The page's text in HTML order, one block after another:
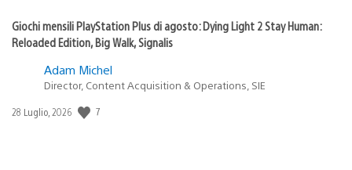
Giochi mensili PlayStation Plus di agosto: Dying Light 2 Stay Human:
Reloaded Edition, Big Walk, Signalis
Adam Michel
Director, Content Acquisition & Operations, SIE
Data
28 Luglio, 2026 7